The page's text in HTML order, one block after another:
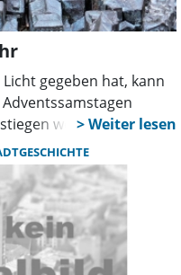
gegeben hat, kann
werden.
im Programm der